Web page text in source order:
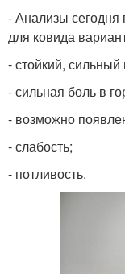
- Анализы сегодня
для ковида
- стойкий, сильный
- сильная боль в
- возможно
- слабость;
- потливость.